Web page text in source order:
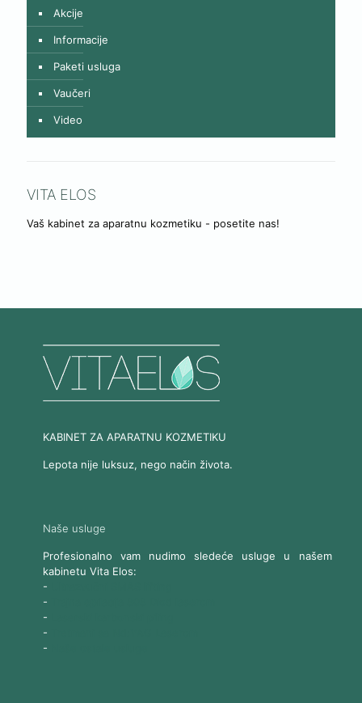
Akcije
Informacije
Paketi usluga
Vaučeri
Video
VITA ELOS
Vaš kabinet za aparatnu kozmetiku - posetite nas!
KABINET ZA APARATNU KOZMETIKU
Lepota nije luksuz, nego način života.
Naše usluge
Profesionalno vam nudimo sledeće usluge u našem
kabinetu Vita Elos:
-
-
-
-
-